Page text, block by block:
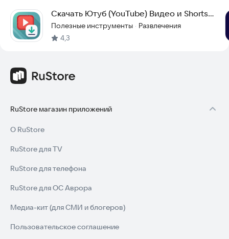
Cкачать Ютуб (YouTube) Видео и Shorts
YTLoad
Полезные инструменты · Развлечения
4,3
RuStore магазин приложений
О RuStore
RuStore для TV
RuStore для телефона
RuStore для ОС Аврора
Медиа-кит (для СМИ и блогеров)
Пользовательское соглашение